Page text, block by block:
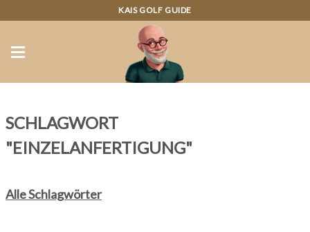
KAIS GOLF GUIDE
SCHLAGWORT
"EINZELANFERTIGUNG"
Alle Schlagwörter